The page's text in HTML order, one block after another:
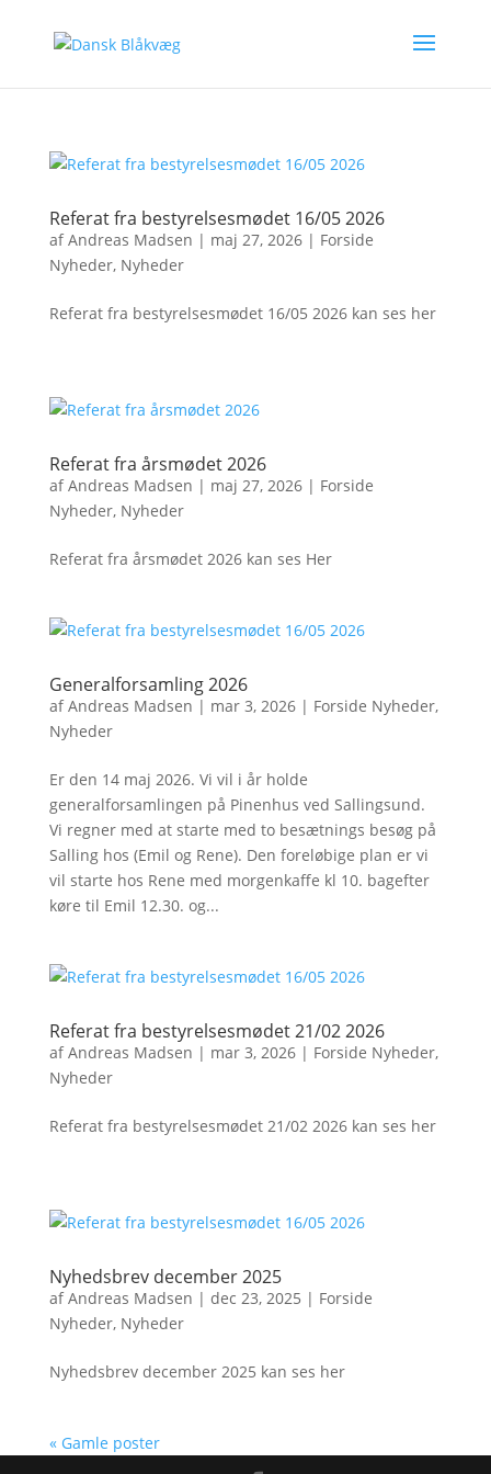
Referat fra bestyrelsesmødet 16/05 2026
afAndreas Madsen | maj 27, 2026| Forside
Nyheder, Nyheder
Referat fra bestyrelsesmødet 16/05 2026 kan ses her
Referat fra årsmødet 2026
afAndreas Madsen | maj 27, 2026| Forside
Nyheder, Nyheder
Referat fra årsmødet 2026 kan ses Her
Generalforsamling 2026
afAndreas Madsen | mar 3, 2026| Forside Nyheder,
Nyheder
Er den 14 maj 2026. Vi vil i år holde
generalforsamlingen på Pinenhus ved Sallingsund.
Vi regner med at starte med to besætnings besøg på
Salling hos (Emil og Rene). Den foreløbige plan er vi
vil starte hos Rene med morgenkaffe kl 10. bagefter
køre til Emil 12.30. og...
Referat fra bestyrelsesmødet 21/02 2026
afAndreas Madsen | mar 3, 2026| Forside Nyheder,
Nyheder
Referat fra bestyrelsesmødet 21/02 2026 kan ses her
Nyhedsbrev december 2025
afAndreas Madsen | dec 23, 2025 | Forside
Nyheder, Nyheder
Nyhedsbrev december 2025 kan ses her
« Gamle poster